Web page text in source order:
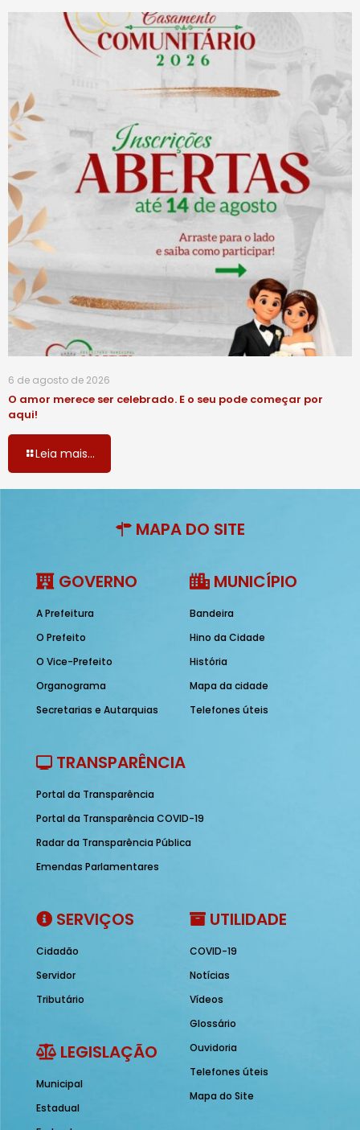
6 de agosto de 2026
O amor merece ser celebrado. E o seu pode começar por
aqui!
Leia mais...
MAPA DO SITE
GOVERNO
A Prefeitura
O Prefeito
O Vice-Prefeito
Organograma
Secretarias e Autarquias
MUNICÍPIO
Bandeira
Hino da Cidade
História
Mapa da cidade
Telefones úteis
TRANSPARÊNCIA
Portal da Transparência
Portal da Transparência COVID-19
Radar da Transparência Pública
Emendas Parlamentares
SERVIÇOS
Cidadão
Servidor
Tributário
LEGISLAÇÃO
Municipal
Estadual
UTILIDADE
COVID-19
Notícias
Vídeos
Glossário
Ouvidoria
Telefones úteis
Mapa do Site